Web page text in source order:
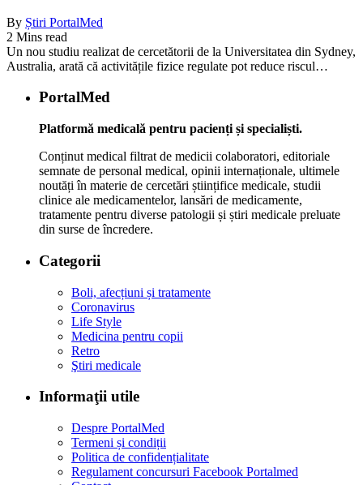
By Știri PortalMed
2 Mins read
Un nou studiu realizat de cercetătorii de la Universitatea din Sydney,
Australia, arată că activitățile fizice regulate pot reduce riscul…
PortalMed
Platformă medicală pentru pacienți și specialiști.
Conținut medical filtrat de medicii colaboratori, editoriale
semnate de personal medical, opinii internaționale, ultimele
noutăți în materie de cercetări științifice medicale, studii
clinice ale medicamentelor, lansări de medicamente,
tratamente pentru diverse patologii și știri medicale preluate
din surse de încredere.
Categorii
Boli, afecțiuni și tratamente
Coronavirus
Life Style
Medicina pentru copii
Retro
Ştiri medicale
Informaţii utile
Despre PortalMed
Termeni și condiții
Politica de confidențialitate
Regulament concursuri Facebook Portalmed